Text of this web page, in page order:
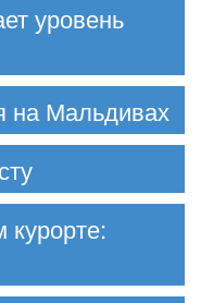
уровень
на Мальдивах